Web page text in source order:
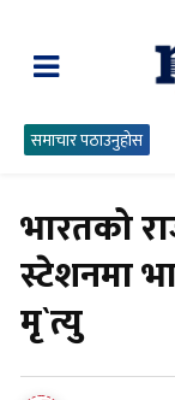
समाचार पठाउनुहोस
भारतको
स्टेशनमा
मृ`त्यु